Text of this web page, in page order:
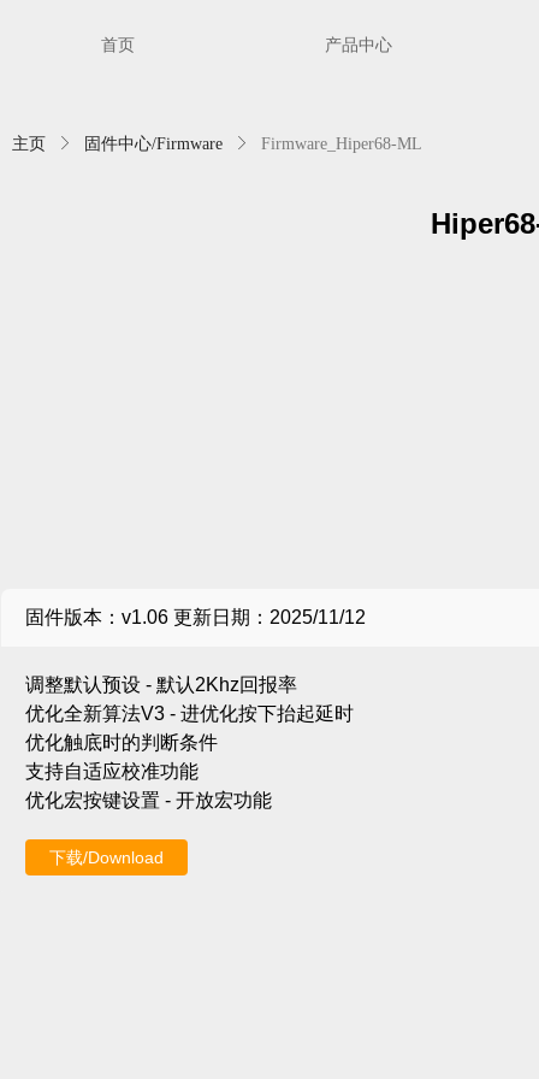
首页 产品中心
主页 ꁕ 固件中心/Firmware ꁕ Firmware_Hiper68-ML
固件版本：v1.06 更新日期：2025/11/12
调整默认预设 - 默认2Khz回报率
优化全新算法V3 - 进优化按下抬起延时
优化触底时的判断条件
支持自适应校准功能
优化宏按键设置 - 开放宏功能
下载/Download